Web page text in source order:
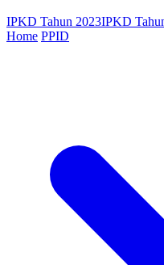
IPKD Tahun 2023IPKD
Home PPID